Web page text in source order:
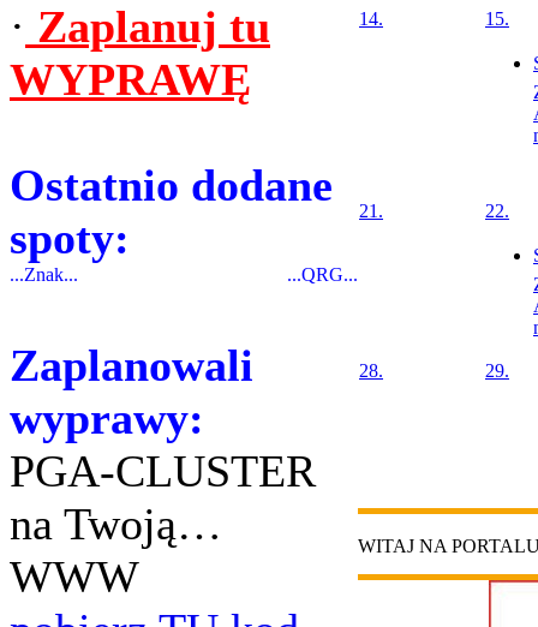
· Zaplanuj tu
WYPRAWĘ
Ostatnio dodane
spoty:
...Znak... ...QRG...
Zaplanowali
wyprawy:
PGA-CLUSTER
na Twoją…
WWW
14. 15.
21. 22.
28. 29.
WITAJ NA